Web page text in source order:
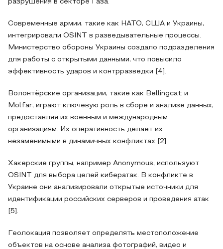
разрушения в секторе Газа.
Современные армии, такие как НАТО, США и Украины,
интегрировали OSINT в разведывательные процессы.
Министерство обороны Украины создало подразделения
для работы с открытыми данными, что повысило
эффективность ударов и контрразведки [4].
Волонтёрские организации, такие как Bellingcat и
Molfar, играют ключевую роль в сборе и анализе данных,
предоставляя их военным и международным
организациям. Их оперативность делает их
незаменимыми в динамичных конфликтах [2].
Хакерские группы, например Anonymous, используют
OSINT для выбора целей кибератак. В конфликте в
Украине они анализировали открытые источники для
идентификации российских серверов и проведения атак
[5].
Геолокация позволяет определять местоположение
объектов на основе анализа фотографий, видео и